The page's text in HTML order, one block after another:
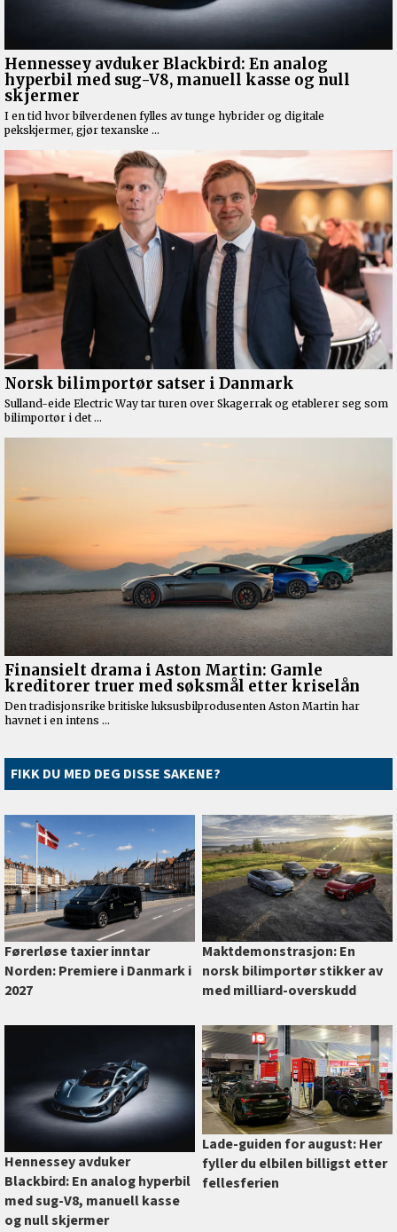
FIKK DU MED DEG DISSE SAKENE?
Førerløse taxier inntar
Norden: Premiere i Danmark i
2027
Maktdemonstrasjon: En
norsk bilimportør stikker av
med milliard-overskudd
Hennessey avduker
Blackbird: En analog hyperbil
med sug-V8, manuell kasse
og null skjermer
Lade-guiden for august: Her
fyller du elbilen billigst etter
fellesferien